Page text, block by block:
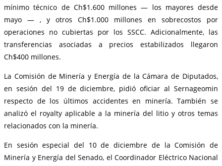
mínimo técnico de Ch$1.600 millones — los mayores desde
mayo — , y otros Ch$1.000 millones en sobrecostos por
operaciones no cubiertas por los SSCC. Adicionalmente, las
transferencias asociadas a precios estabilizados llegaron
Ch$400 millones.
La Comisión de Minería y Energía de la Cámara de Diputados,
en sesión del 19 de diciembre, pidió oficiar al Sernageomin
respecto de los últimos accidentes en minería. También se
analizó el royalty aplicable a la minería del litio y otros temas
relacionados con la minería.
En sesión especial del 10 de diciembre de la Comisión de
Minería y Energía del Senado, el Coordinador Eléctrico Nacional